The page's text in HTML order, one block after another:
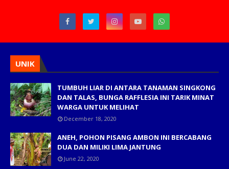
UNIK
TUMBUH LIAR DI ANTARA TANAMAN SINGKONG
DAN TALAS, BUNGA RAFFLESIA INI TARIK MINAT
WARGA UNTUK MELIHAT
December 18, 2020
ANEH, POHON PISANG AMBON INI BERCABANG
DUA DAN MILIKI LIMA JANTUNG
June 22, 2020